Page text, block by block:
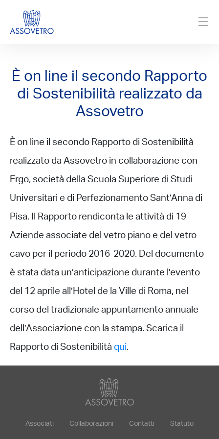
È on line il secondo Rapporto
di Sostenibilità realizzato da
Assovetro
È on line il secondo Rapporto di Sostenibilità
realizzato da Assovetro in collaborazione con
Ergo, società della Scuola Superiore di Studi
Universitari e di Perfezionamento Sant’Anna di
Pisa. Il Rapporto rendiconta le attività di 19
Aziende associate del vetro piano e del vetro
cavo per il periodo 2016-2020. Del documento
è stata data un’anticipazione durante l’evento
del 12 aprile all’Hotel de la Ville di Roma, nel
corso del tradizionale appuntamento annuale
dell’Associazione con la stampa. Scarica il
Rapporto di Sostenibilità qui.
Associati Collaborazioni Contatti Statuto